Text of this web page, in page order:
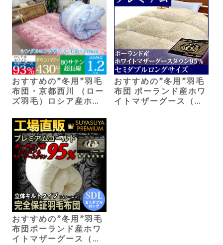
おすすめの”冬用”羽毛
布団・京都西川 （ロー
ズ羽毛）ロシア産ホワ
ングル）110,000円
おすすめの”冬用”羽毛
布団 ポーランド産ホワ
イトマザーグース（セ
おすすめの”冬用”羽毛
布団ポーランド産ホワ
イトマザーグース（セ